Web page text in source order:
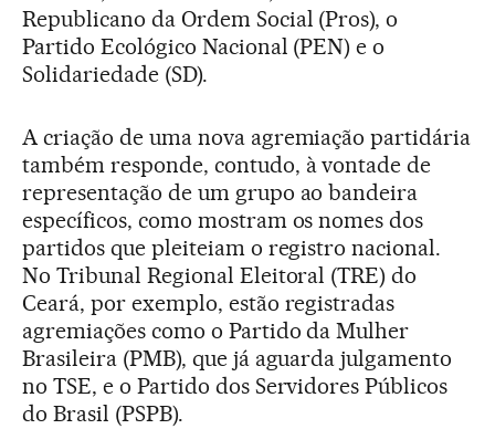
Republicano da Ordem Social (Pros), o
Partido Ecológico Nacional (PEN) e o
Solidariedade (SD).
A criação de uma nova agremiação partidária
também responde, contudo, à vontade de
representação de um grupo ao bandeira
específicos, como mostram os nomes dos
partidos que pleiteiam o registro nacional.
No Tribunal Regional Eleitoral (TRE) do
Ceará, por exemplo, estão registradas
agremiações como o Partido da Mulher
Brasileira (PMB), que já aguarda julgamento
no TSE, e o Partido dos Servidores Públicos
do Brasil (PSPB).